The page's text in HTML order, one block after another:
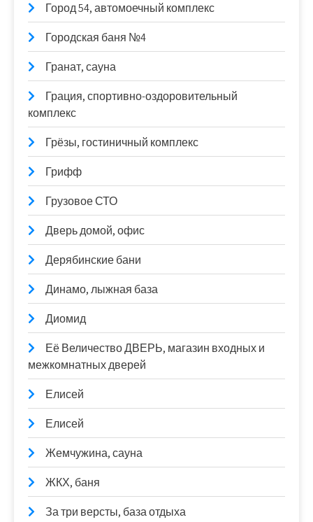
Город 54, автомоечный комплекс
Городская баня №4
Гранат, сауна
Грация, спортивно-оздоровительный
комплекс
Грёзы, гостиничный комплекс
Грифф
Грузовое СТО
Дверь домой, офис
Дерябинские бани
Динамо, лыжная база
Диомид
Её Величество ДВЕРЬ, магазин входных и
межкомнатных дверей
Елисей
Елисей
Жемчужина, сауна
ЖКХ, баня
За три версты, база отдыха